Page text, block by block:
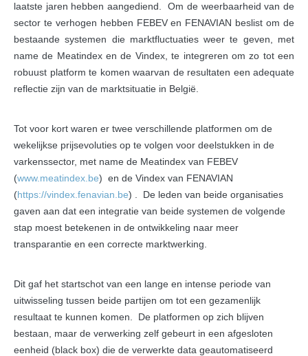
laatste jaren hebben aangediend. Om de weerbaarheid van de
sector te verhogen hebben FEBEV en FENAVIAN beslist om de
bestaande systemen die marktfluctuaties weer te geven, met
name de Meatindex en de Vindex, te integreren om zo tot een
robuust platform te komen waarvan de resultaten een adequate
reflectie zijn van de marktsituatie in België.
Tot voor kort waren er twee verschillende platformen om de
wekelijkse prijsevoluties op te volgen voor deelstukken in de
varkenssector, met name de Meatindex van FEBEV
(www.meatindex.be) en de Vindex van FENAVIAN
(https://vindex.fenavian.be) . De leden van beide organisaties
gaven aan dat een integratie van beide systemen de volgende
stap moest betekenen in de ontwikkeling naar meer
transparantie en een correcte marktwerking.
Dit gaf het startschot van een lange en intense periode van
uitwisseling tussen beide partijen om tot een gezamenlijk
resultaat te kunnen komen. De platformen op zich blijven
bestaan, maar de verwerking zelf gebeurt in een afgesloten
eenheid (black box) die de verwerkte data geautomatiseerd